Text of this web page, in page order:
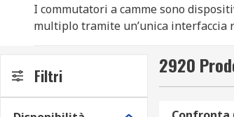
I commutatori a camme sono
multiplo tramite un’unica
immediata e spedizione rapida in
efficiente pensata per professionisti
Tipi di interruttori e
Filtri 2920